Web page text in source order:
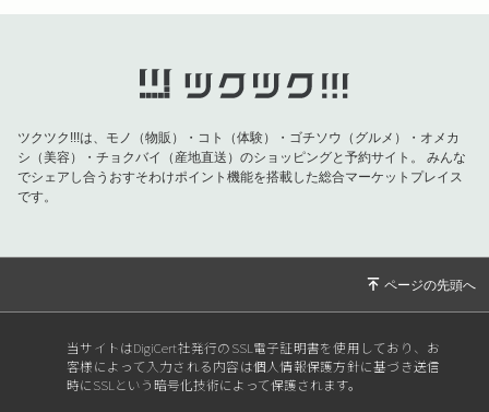
ツクツク!!!は、モノ（物販）・コト（体験）・ゴチソウ（グルメ）・オメカ
シ（美容）・チョクバイ（産地直送）のショッピングと予約サイト。
みんな
でシェアし合うおすそわけポイント機能を搭載した総合マーケットプレイス
です。
当サイトはDigiCert社発行のSSL電子証明書を使用しており、お
客様によって入力される内容は個人情報保護方針に基づき送信
時にSSLという暗号化技術によって保護されます。